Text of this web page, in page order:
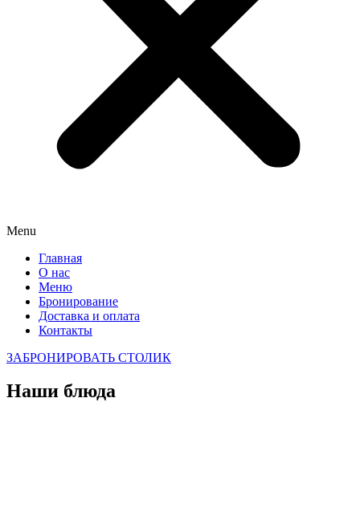
Menu
Главная
О нас
Меню
Бронирование
Доставка и оплата
Контакты
ЗАБРОНИРОВАТЬ СТОЛИК
Наши блюда